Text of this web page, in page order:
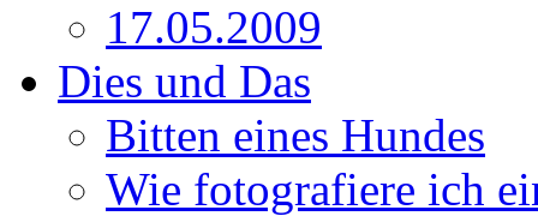
17.05.2009
Dies und Das
Bitten eines Hundes
Wie fotografiere ich